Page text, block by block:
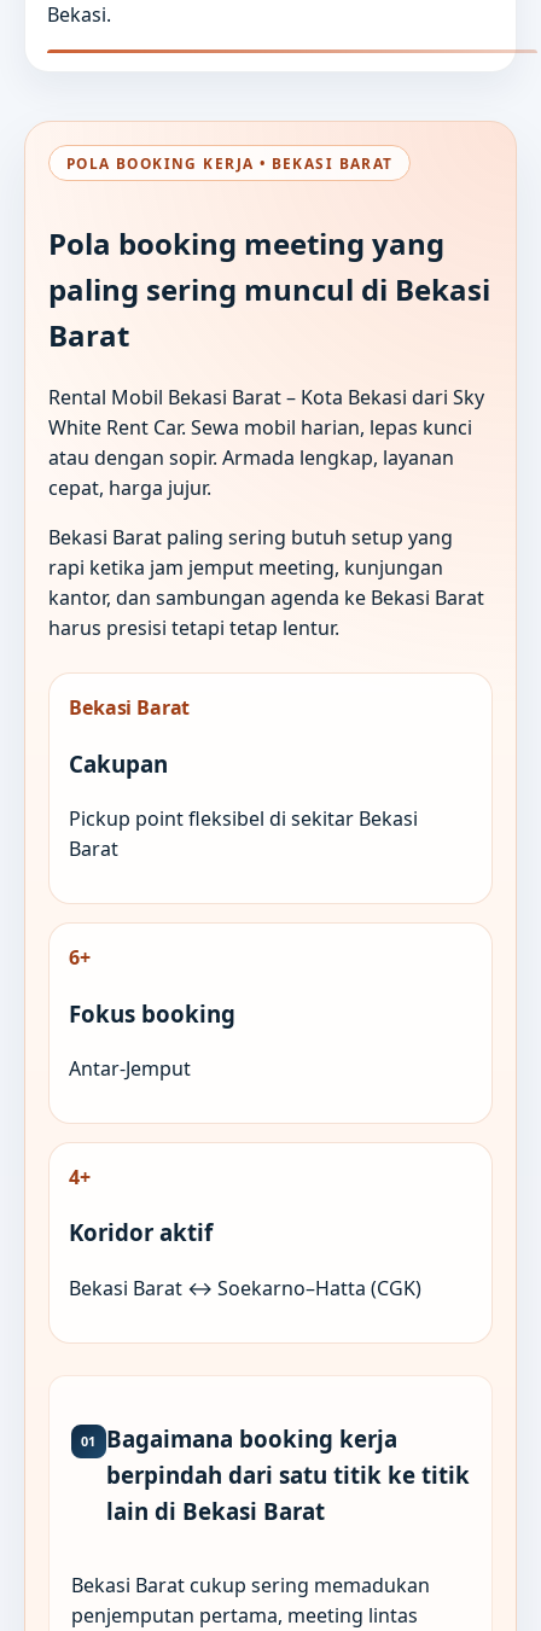
Bekasi.
POLA BOOKING KERJA • BEKASI BARAT
Pola booking meeting yang
paling sering muncul di Bekasi
Barat
Rental Mobil Bekasi Barat – Kota Bekasi dari Sky
White Rent Car. Sewa mobil harian, lepas kunci
atau dengan sopir. Armada lengkap, layanan
cepat, harga jujur.
Bekasi Barat paling sering butuh setup yang
rapi ketika jam jemput meeting, kunjungan
kantor, dan sambungan agenda ke Bekasi Barat
harus presisi tetapi tetap lentur.
Bekasi Barat
Cakupan
Pickup point fleksibel di sekitar Bekasi
Barat
6+
Fokus booking
Antar-Jemput
4+
Koridor aktif
Bekasi Barat ↔ Soekarno–Hatta (CGK)
01
Bagaimana booking kerja
berpindah dari satu titik ke titik
lain di Bekasi Barat
Bekasi Barat cukup sering memadukan
penjemputan pertama, meeting lintas